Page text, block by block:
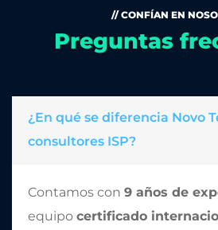
// CONFÍAN EN
Preguntas
¿En qué se diferencia Novo
consultores ISP?
Contamos con 9 años de
equipo certificado